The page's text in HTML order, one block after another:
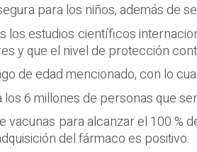
para los niños, además de
los estudios científicos
y que el nivel de protección
de edad mencionado, con lo
6 millones de personas que
para alcanzar el 100 %
del fármaco es positivo.